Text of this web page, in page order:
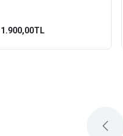
1.900,00TL